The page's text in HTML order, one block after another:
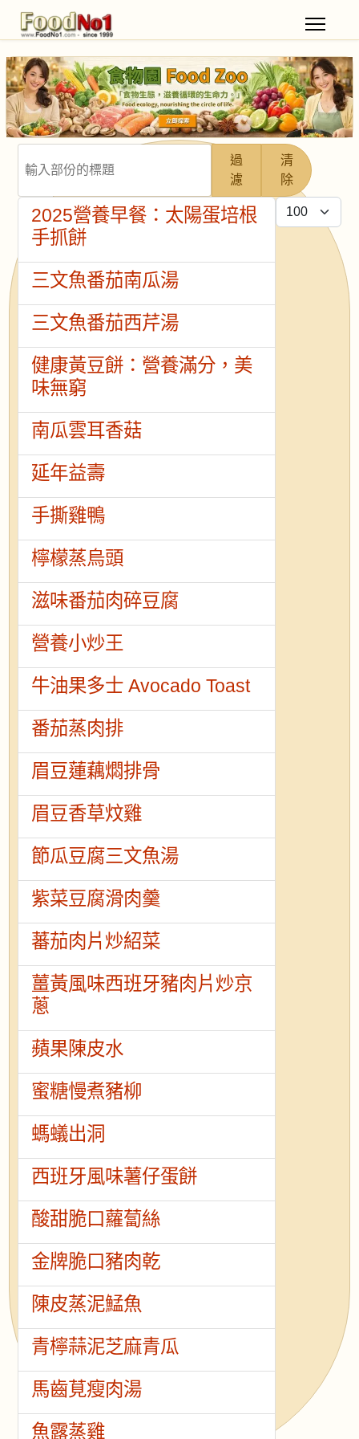
過
濾
清
除
每頁顯示條數
2025營養早餐：太陽蛋培根
手抓餅
三文魚番茄南瓜湯
三文魚番茄西芹湯
健康黃豆餅：營養滿分，美
味無窮
南瓜雲耳香菇
延年益壽
手撕雞鴨
檸檬蒸烏頭
滋味番茄肉碎豆腐
營養小炒王
牛油果多士 Avocado Toast
番茄蒸肉排
眉豆蓮藕燜排骨
眉豆香草炆雞
節瓜豆腐三文魚湯
紫菜豆腐滑肉羹
蕃茄肉片炒紹菜
薑黃風味西班牙豬肉片炒京
蔥
蘋果陳皮水
蜜糖慢煮豬柳
螞蟻出洞
西班牙風味薯仔蛋餅
酸甜脆口蘿蔔絲
金牌脆口豬肉乾
陳皮蒸泥鯭魚
青檸蒜泥芝麻青瓜
馬齒莧瘦肉湯
魚露蒸雞